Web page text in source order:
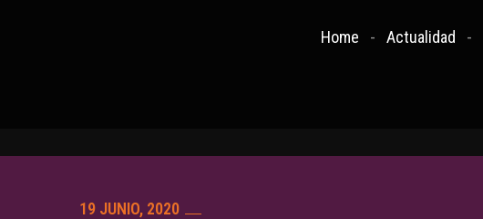
Home Actualidad
19 JUNIO, 2020